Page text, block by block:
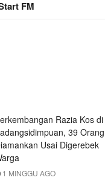
FM
Razia Kos di
39 Orang
Usai Digerebek
1 MINGGU AGO